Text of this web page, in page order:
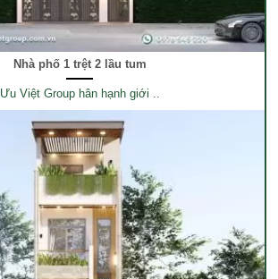
Nhà phố 1 trệt 2 lầu tum
Ưu Việt Group hân hạnh giới ..